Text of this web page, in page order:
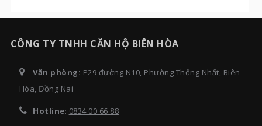
CÔNG TY TNHH CĂN HỘ BIÊN HÒA
Văn phòng: P29 đường N10, Phường Thống Nhất, Biên
Hòa, Đồng Nai
Hotline: 0834 00 66 88